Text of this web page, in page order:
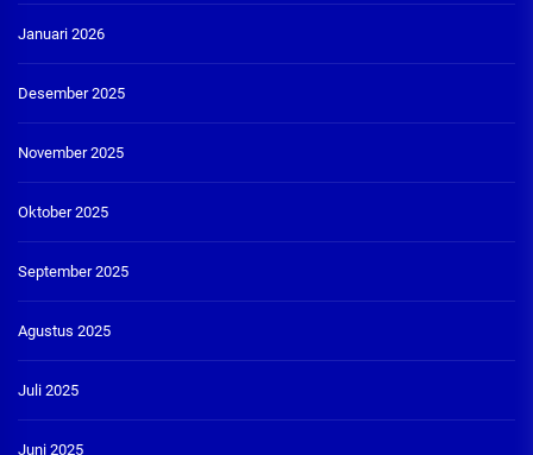
Januari 2026
Desember 2025
November 2025
Oktober 2025
September 2025
Agustus 2025
Juli 2025
Juni 2025